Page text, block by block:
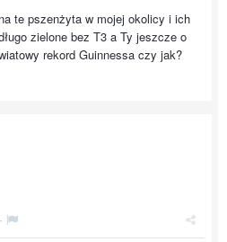
te pszenżyta w mojej okolicy i ich
zielone bez T3 a Ty jeszcze o
rekord Guinnessa czy jak?
·